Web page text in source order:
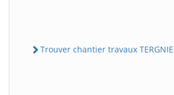
Trouver chantier travaux